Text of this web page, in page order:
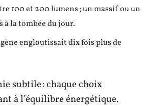
100 et 200 lumens ; un massif ou un
à la tombée du jour.
engloutissait dix fois plus de
subtile : chaque choix
à l’équilibre énergétique.